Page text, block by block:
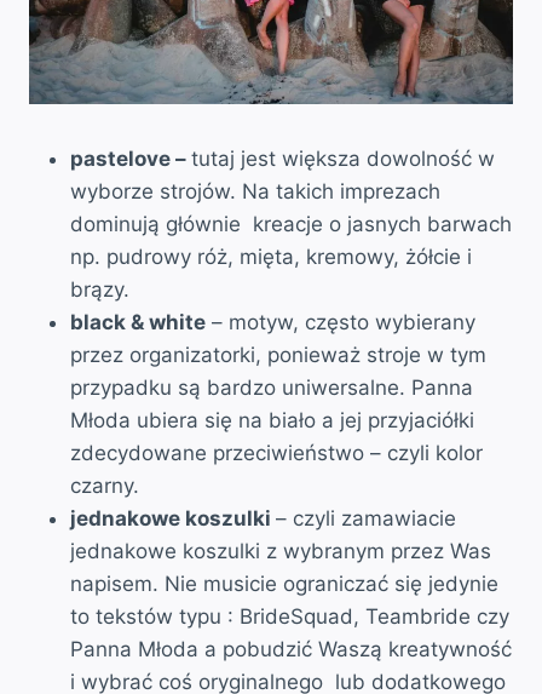
pastelove – tutaj jest większa dowolność w
wyborze strojów. Na takich imprezach
dominują głównie kreacje o jasnych barwach
np. pudrowy róż, mięta, kremowy, żółcie i
brązy.
black & white – motyw, często wybierany
przez organizatorki, ponieważ stroje w tym
przypadku są bardzo uniwersalne. Panna
Młoda ubiera się na biało a jej przyjaciółki
zdecydowane przeciwieństwo – czyli kolor
czarny.
jednakowe koszulki – czyli zamawiacie
jednakowe koszulki z wybranym przez Was
napisem. Nie musicie ograniczać się jedynie
to tekstów typu : BrideSquad, Teambride czy
Panna Młoda a pobudzić Waszą kreatywność
i wybrać coś oryginalnego lub dodatkowego